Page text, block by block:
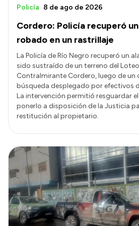
Cordero: Policía recuperó
robado en un rastrillaje
Policía 8 de ago de 2026
La Policía de Río Negro recuperó un
sido sustraído de un terreno del
Contralmirante Cordero, luego de un
búsqueda desplegado por efectivos
La intervención permitió resguardar
ponerlo a disposición de la Justicia
restitución al propietario.